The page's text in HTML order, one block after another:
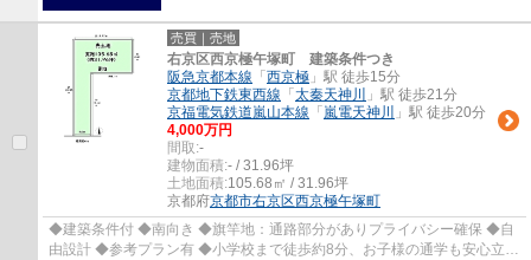
売買｜売地
右京区西京極午塚町 建築条件つき
阪急京都本線 「 西京極 」駅 徒歩15分
京都地下鉄東西線 「 太秦天神川
」駅 徒歩21分
京福電気鉄道嵐山本線 「 嵐電天神川
」駅 徒歩20分
4,000万円
間取:-
建物面積:- / 31.96坪
土地面積:105.68㎡ / 31.96坪
京都府京都市右京区西京極午塚町
◆建築条件付 ◆南向き ◆旗竿地：通路部分がありプライバシー確保 ◆自
由設計 ◆参考プラン有 ◆小学校まで徒歩約8分、お子様の通学も安心立地